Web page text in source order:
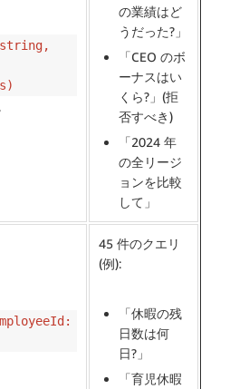
string,
の業績はど
うだった?」
「CEO のボ
ーナスはい
くら?」(拒
否すべき)
「2024 年
の全リージ
ョンを比較
して」
45 件のクエリ
(例):
「休暇の残
日数は何
日?」
「育児休暇